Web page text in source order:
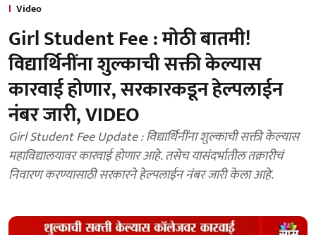
Video
Girl Student Fee : मोठी बातमी!
विद्यार्थिनींना शुल्काची सक्ती केल्यास
कारवाई होणार, सरकारकडून हेल्पलाईन
नंबर जारी, VIDEO
Girl Student Fee Update : विद्यार्थिनींना शुल्काची सक्ती केल्यास
महाविद्यालयावर कारवाई होणार आहे. तसेच यासंदर्भातील तक्रारीचं
निवारण करण्यासाठी सरकारने हेल्पलाईन नंबर जारी केला आहे.